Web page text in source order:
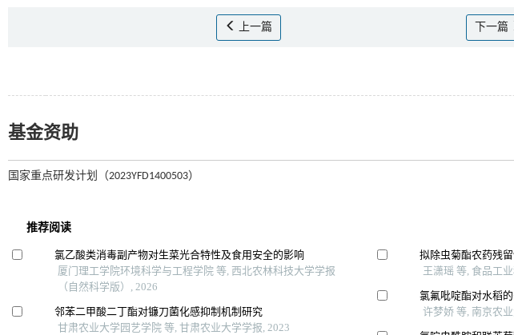
上一篇 下一篇
基金资助
国家重点研发计划（2023YFD1400503）